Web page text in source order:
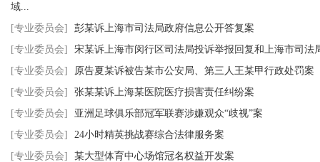
域...
[专业委员会]
彭某诉上海市司法局政府信息公开答复案
[专业委员会]
宋某诉上海市闵行区司法局投诉举报回复和上海市司法
[专业委员会]
原告夏某诉被告某市公安局、第三人王某甲行政处罚案
[专业委员会]
张某某诉上海某医院医疗损害责任纠纷案
[专业委员会]
亚洲足球俱乐部冠军联赛涉嫌观众“歧视”案
[专业委员会]
24小时精英挑战赛综合法律服务案
[专业委员会]
某大型体育中心场馆冠名权益开发案